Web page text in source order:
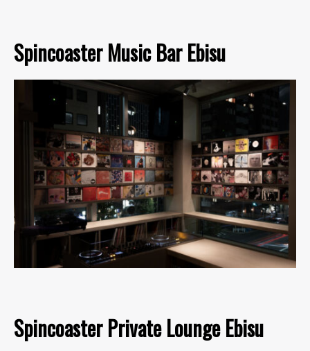
Spincoaster Music Bar Ebisu
Spincoaster Private Lounge Ebisu